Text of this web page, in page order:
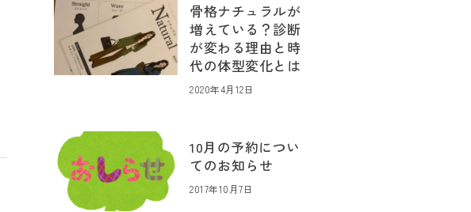
骨格ナチュラルが
増えている？診断
が変わる理由と時
代の体型変化とは
2020年4月12日
10月の予約につい
てのお知らせ
2017年10月7日